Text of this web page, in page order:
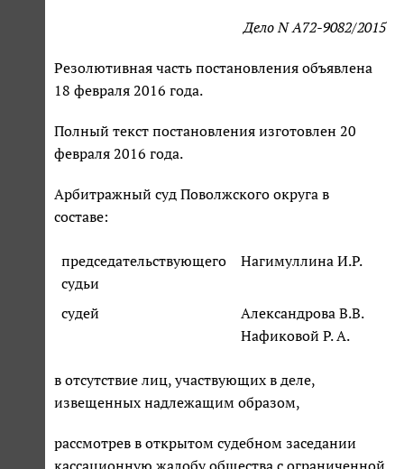
Дело N А72-9082/2015
Резолютивная часть постановления объявлена
18 февраля 2016 года.
Полный текст постановления изготовлен 20
февраля 2016 года.
Арбитражный суд Поволжского округа в
составе:
председательствующего
судьи
Нагимуллина И.Р.
судей
Александрова В.В.
Нафиковой Р. А.
в отсутствие лиц, участвующих в деле,
извещенных надлежащим образом,
рассмотрев в открытом судебном заседании
кассационную жалобу общества с ограниченной